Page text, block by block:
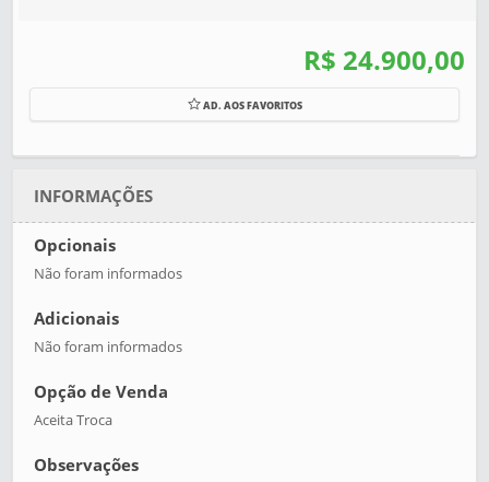
R$ 24.900,00
AD. AOS FAVORITOS
INFORMAÇÕES
Opcionais
Não foram informados
Adicionais
Não foram informados
Opção de Venda
Aceita Troca
Observações